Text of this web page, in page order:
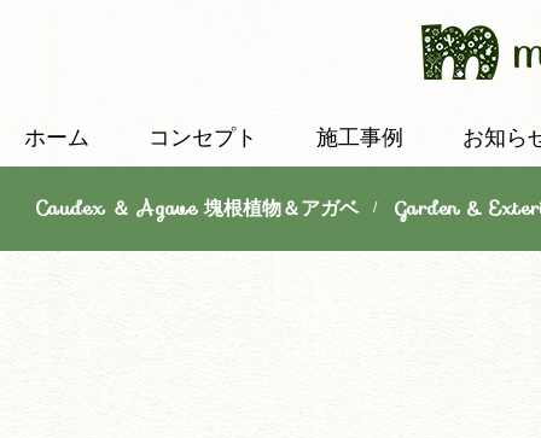
ホーム コンセプト 施工事例 お知ら
Caudex ＆ Agave 塊根植物＆アガベ/Garden &